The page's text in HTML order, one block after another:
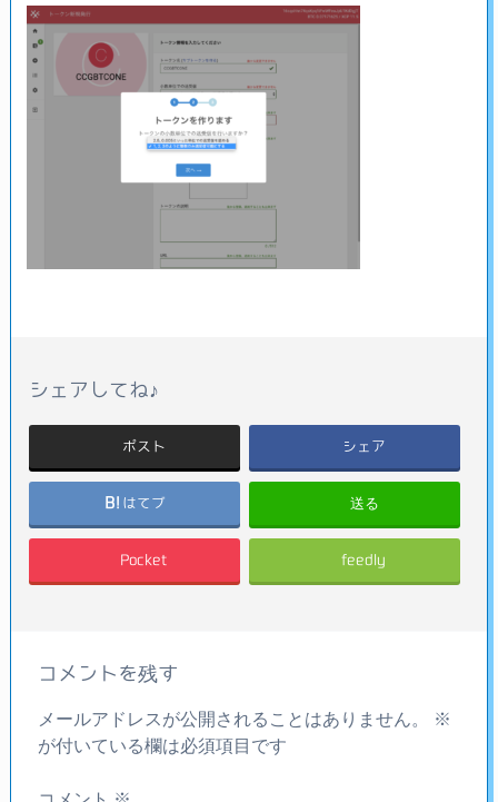
シェアしてね♪
ポスト シェア
はてブ 送る
Pocket feedly
コメントを残す
メールアドレスが公開されることはありません。
※
が付いている欄は必須項目です